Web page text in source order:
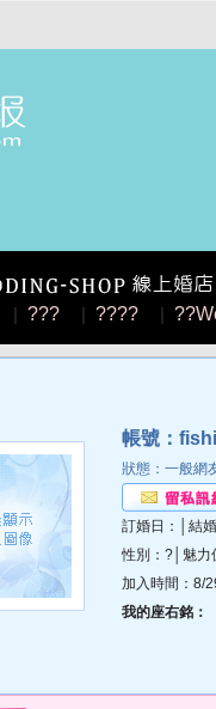
| ??? | ???? |
帳號：
狀態：一般網
訂婚日：│結婚
性別：?│魅力
加入時間：8/
我的座右銘：